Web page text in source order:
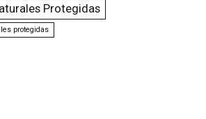
Protegidas
protegidas